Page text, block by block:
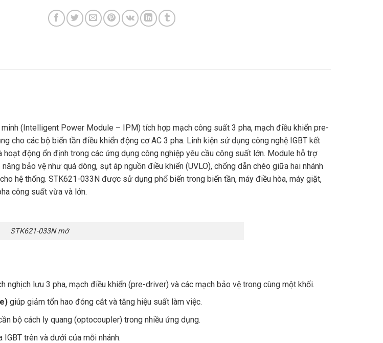
(Intelligent Power Module – IPM) tích hợp mạch công suất 3 pha, mạch điều khiển pre-
cho các bộ biến tần điều khiển động cơ AC 3 pha. Linh kiện sử dụng công nghệ IGBT kết
động ổn định trong các ứng dụng công nghiệp yêu cầu công suất lớn. Module hỗ trợ
bảo vệ như quá dòng, sụt áp nguồn điều khiển (UVLO), chống dẫn chéo giữa hai nhánh
hệ thống. STK621-033N được sử dụng phổ biến trong biến tần, máy điều hòa, máy giặt,
công suất vừa và lớn.
STK621-033N mớ
nghịch lưu 3 pha, mạch điều khiển (pre-driver) và các mạch bảo vệ trong cùng một khối.
giúp giảm tổn hao đóng cắt và tăng hiệu suất làm việc.
bộ cách ly quang (optocoupler) trong nhiều ứng dụng.
trên và dưới của mỗi nhánh.